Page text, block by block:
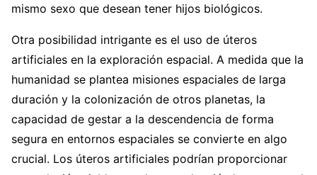
mismo sexo que desean tener hijos biológicos.
Otra posibilidad intrigante es el uso de úteros
artificiales en la exploración espacial. A medida que la
humanidad se plantea misiones espaciales de larga
duración y la colonización de otros planetas, la
capacidad de gestar a la descendencia de forma
segura en entornos espaciales se convierte en algo
crucial. Los úteros artificiales podrían proporcionar